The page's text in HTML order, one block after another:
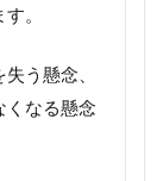
。
う懸念、
くなる懸念